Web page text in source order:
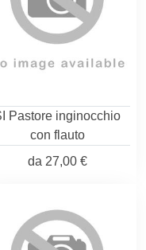
Pastore inginocchio
con flauto
da 27,00 €